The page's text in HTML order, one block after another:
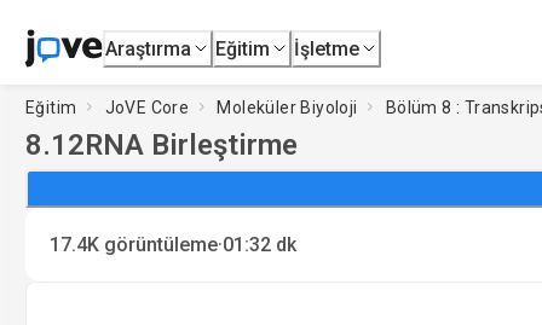
Araştırma Eğitim İşletme
Eğitim JoVE Core Moleküler Biyoloji Bölüm 8 :
8.12RNA Birleştirme
17.4K görüntüleme·01:32 dk